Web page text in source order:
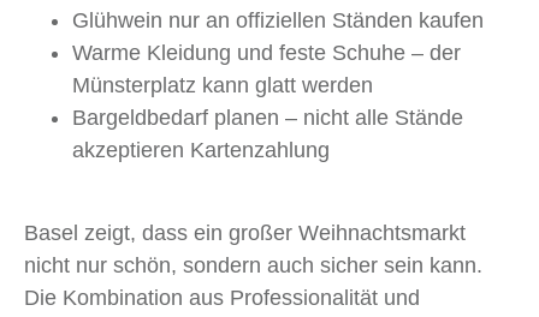
Glühwein nur an offiziellen Ständen kaufen
Warme Kleidung und feste Schuhe – der
Münsterplatz kann glatt werden
Bargeldbedarf planen – nicht alle Stände
akzeptieren Kartenzahlung
Basel zeigt, dass ein großer Weihnachtsmarkt
nicht nur schön, sondern auch sicher sein kann.
Die Kombination aus Professionalität und